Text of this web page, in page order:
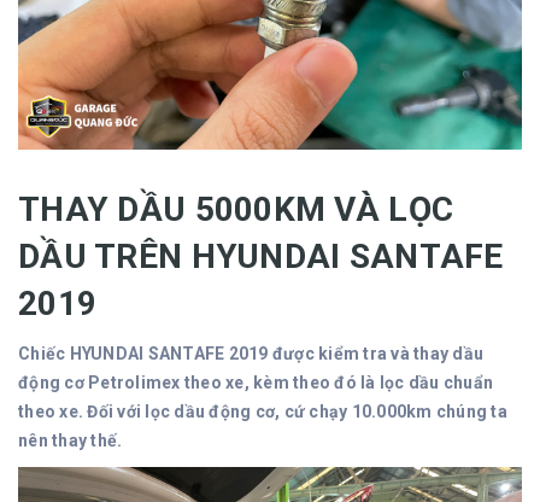
THAY DẦU 5000KM VÀ LỌC
DẦU TRÊN HYUNDAI SANTAFE
2019
Chiếc HYUNDAI SANTAFE 2019 được kiểm tra và thay dầu
động cơ Petrolimex theo xe, kèm theo đó là lọc dầu chuẩn
theo xe. Đối với lọc dầu động cơ, cứ chạy 10.000km chúng ta
nên thay thế.